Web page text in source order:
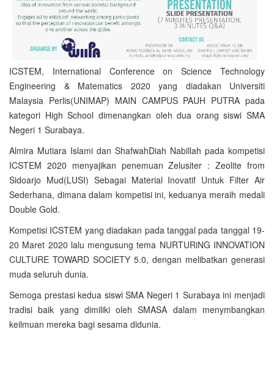
ICSTEM, International Conference on Science Technology
Engineering & Matematics 2020 yang diadakan Universiti
Malaysia Perlis(UNIMAP) MAIN CAMPUS PAUH PUTRA pada
kategori High School dimenangkan oleh dua orang siswi SMA
Negeri 1 Surabaya.
Almira Mutiara Islami dan ShafwahDiah Nabillah pada kompetisi
ICSTEM 2020 menyajikan penemuan Zelusiter : Zeolite from
Sidoarjo Mud(LUSI) Sebagai Material Inovatif Untuk Filter Air
Sederhana, dimana dalam kompetisi ini, keduanya meraih medali
Double Gold.
Kompetisi ICSTEM yang diadakan pada tanggal pada tanggal 19-
20 Maret 2020 lalu mengusung tema NURTURiNG INNOVATION
CULTURE TOWARD SOCIETY 5.0, dengan melibatkan generasi
muda seluruh dunia.
Semoga prestasi kedua siswi SMA Negeri 1 Surabaya ini menjadi
tradisi baik yang dimiliki oleh SMASA dalam menymbangkan
keilmuan mereka bagi sesama didunia.